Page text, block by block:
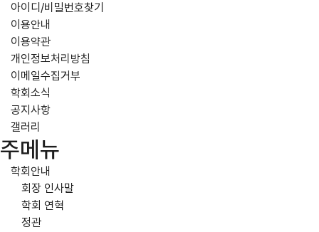
아이디/비밀번호찾기
이용안내
이용약관
개인정보처리방침
이메일수집거부
학회소식
공지사항
갤러리
주메뉴
학회안내
회장 인사말
학회 연혁
정관